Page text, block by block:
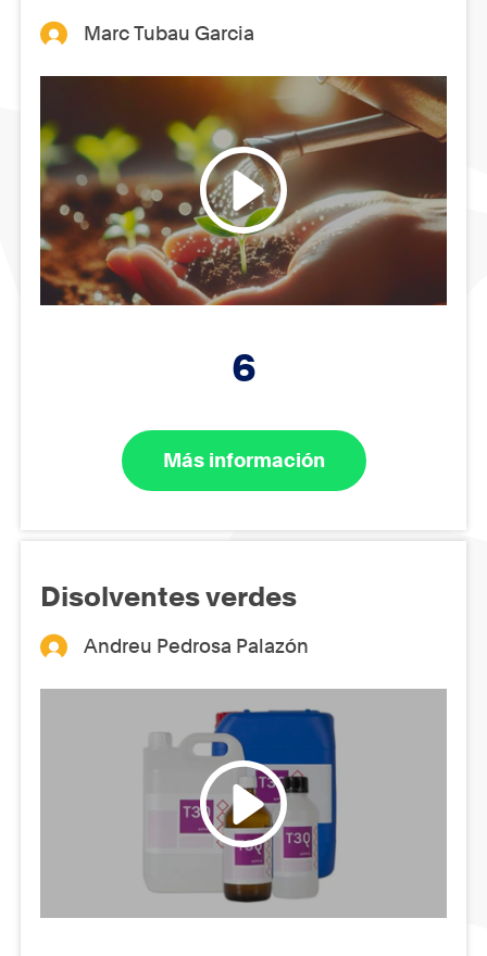
Marc Tubau Garcia
6
Más información
Disolventes verdes
Andreu Pedrosa Palazón